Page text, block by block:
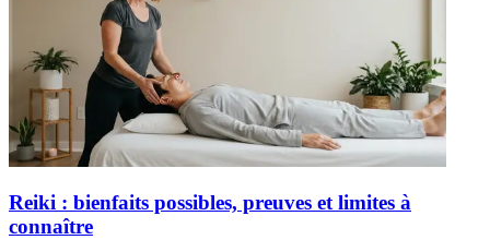
Reiki : bienfaits possibles, preuves et limites à
connaître